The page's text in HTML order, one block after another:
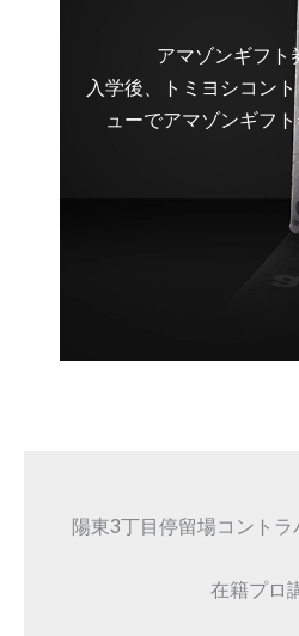
アマゾンギフト
入学後、トミヨシコン
ューでアマゾンギフ
陽東3丁目停留場コント
在籍プロ